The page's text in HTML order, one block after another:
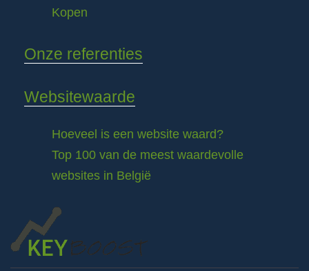
Kopen
Onze referenties
Websitewaarde
Hoeveel is een website waard?
Top 100 van de meest waardevolle
websites in België